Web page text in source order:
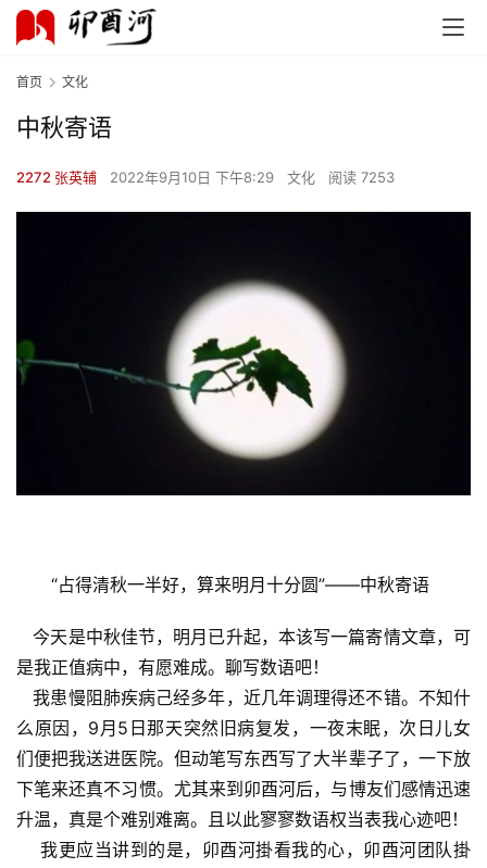
首页 文化
中秋寄语
2272 张英辅 2022年9月10日 下午8:29 文化 阅读 7253
“占得清秋一半好，算来明月十分圆”——中秋寄语
今天是中秋佳节，明月已升起，本该写一篇寄情文章，可
是我正值病中，有愿难成。聊写数语吧！
我患慢阻肺疾病己经多年，近几年调理得还不错。不知什
么原因，9月5日那天突然旧病复发，一夜末眠，次日儿女
们便把我送进医院。但动笔写东西写了大半辈子了，一下放
下笔来还真不习惯。尤其来到卯酉河后，与博友们感情迅速
升温，真是个难别难离。且以此寥寥数语权当表我心迹吧！
我更应当讲到的是，卯酉河掛看我的心，卯酉河团队掛